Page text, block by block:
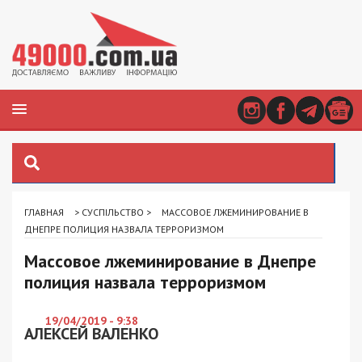
ГЛАВНАЯ > СУСПІЛЬСТВО >
МАССОВОЕ ЛЖЕМИНИРОВАНИЕ В
ДНЕПРЕ ПОЛИЦИЯ НАЗВАЛА ТЕРРОРИЗМОМ
Массовое лжеминирование в Днепре
полиция назвала терроризмом
19/04/2019 - 9:38
АЛЕКСЕЙ ВАЛЕНКО